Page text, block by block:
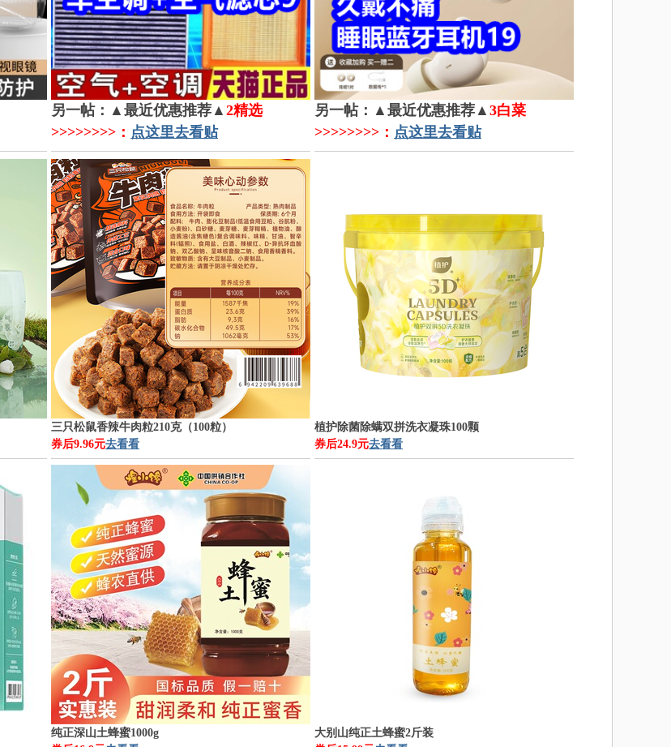
另一帖：▲最近优惠推荐▲ 2精选
>>>>>>>>： 点这里去看贴
另一帖：▲最近优惠推荐▲ 3白菜
>>>>>>>>： 点这里去看贴
三只松鼠香辣牛肉粒210克（100粒）
券后9.96元去看看
植护除菌除螨双拼洗衣凝珠100颗
券后24.9元去看看
纯正深山土蜂蜜1000g
大别山纯正土蜂蜜2斤装